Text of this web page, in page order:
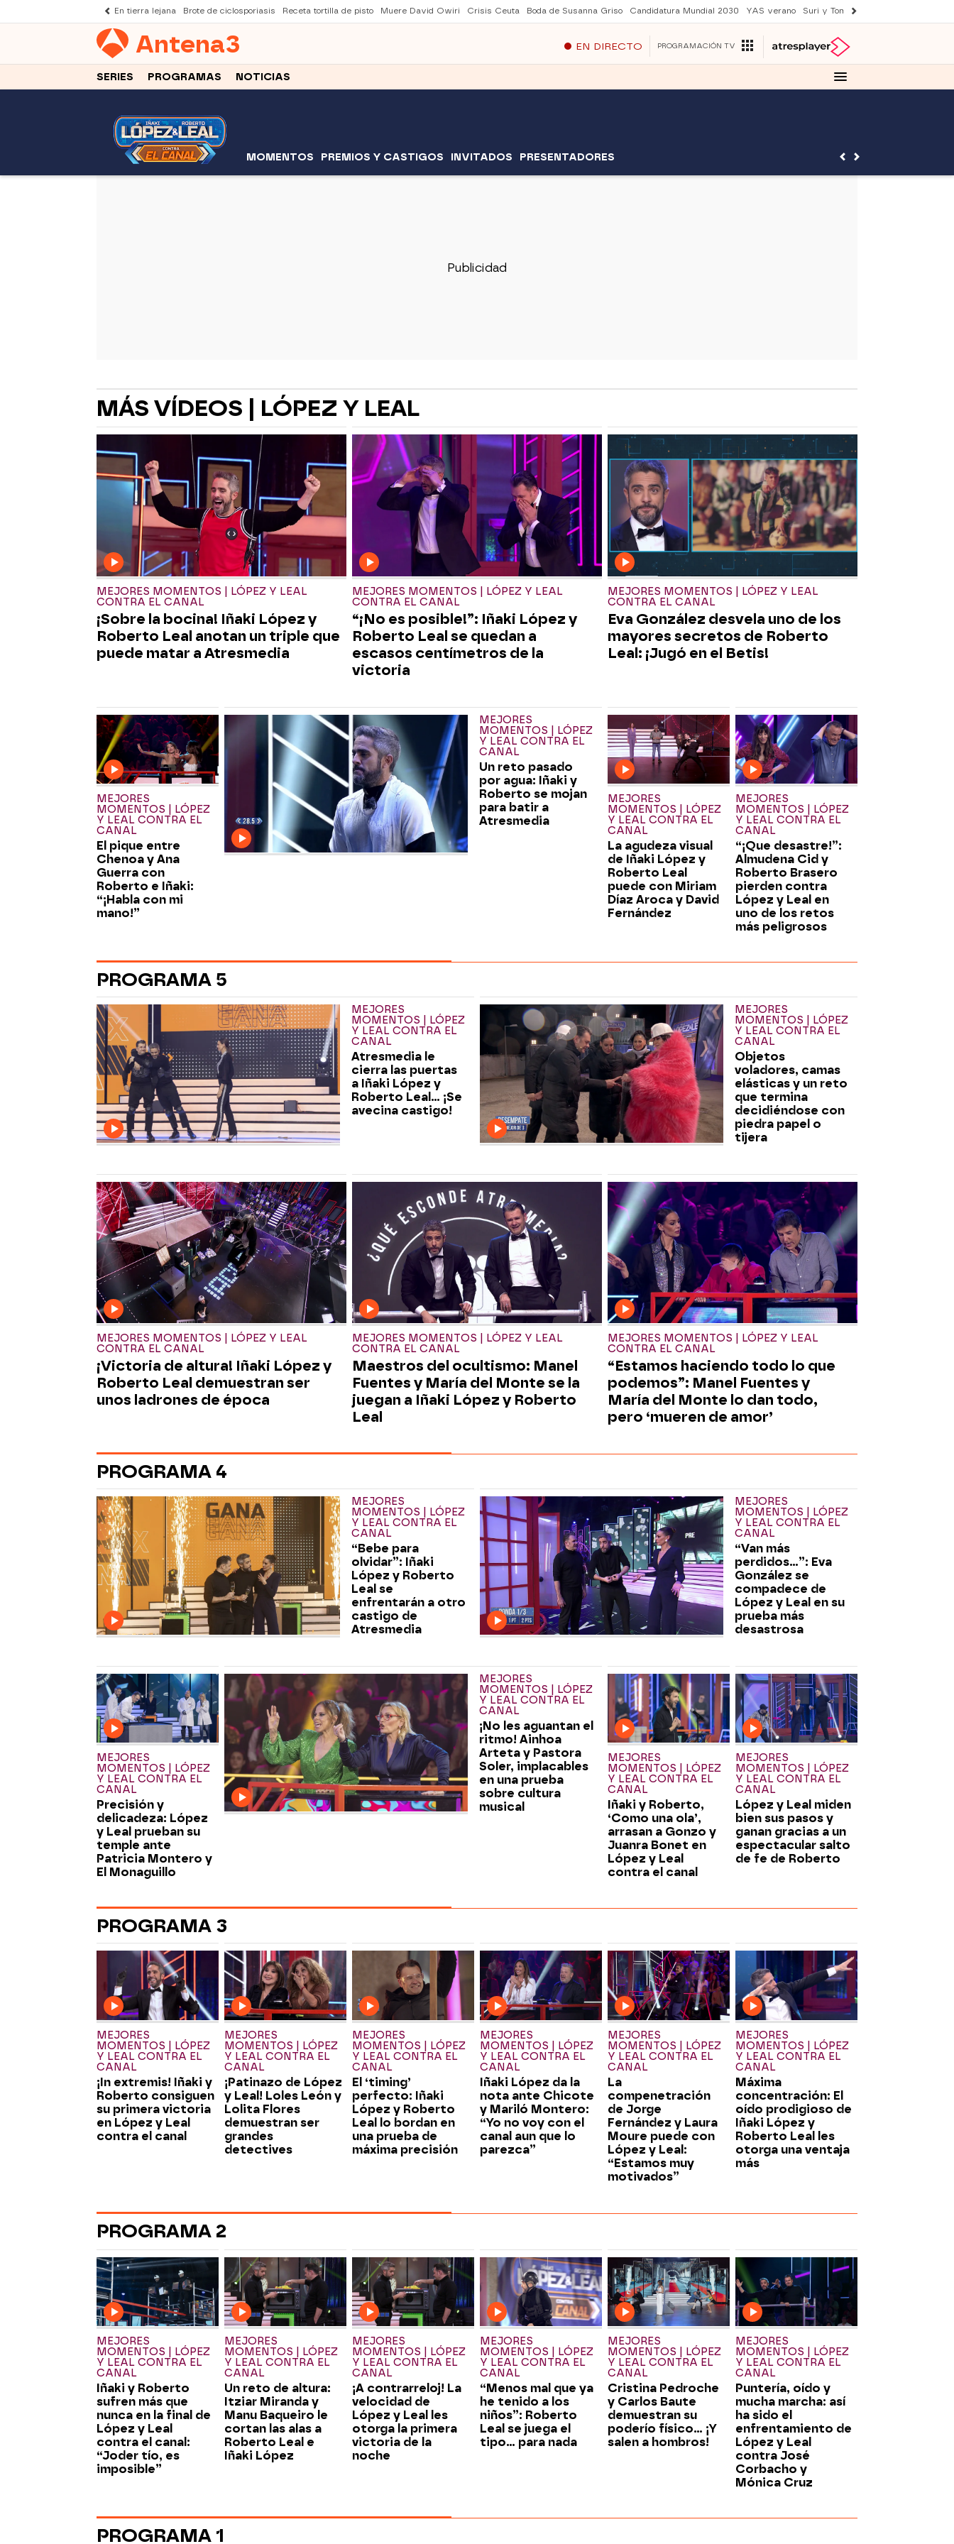
En tierra lejana Brote de ciclosporiasis Receta tortilla de pisto Muere David Owiri Crisis Ceuta Boda de Susanna Griso Candidatura Mundial 2030 YAS verano Suri y Tom Cruise
Antena3 EN DIRECTO PROGRAMACIÓN TV
SERIES PROGRAMAS NOTICIAS
MOMENTOS PREMIOS Y CASTIGOS INVITADOS PRESENTADORES
MÁS VÍDEOS | LÓPEZ Y LEAL
MEJORES MOMENTOS | LÓPEZ Y LEAL
CONTRA EL CANAL
¡Sobre la bocina! Iñaki López y
Roberto Leal anotan un triple que
puede matar a Atresmedia
MEJORES MOMENTOS | LÓPEZ Y LEAL
CONTRA EL CANAL
“¡No es posible!”: Iñaki López y
Roberto Leal se quedan a
escasos centímetros de la
victoria
MEJORES MOMENTOS | LÓPEZ Y LEAL
CONTRA EL CANAL
Eva González desvela uno de los
mayores secretos de Roberto
Leal: ¡Jugó en el Betis!
MEJORES
MOMENTOS | LÓPEZ
Y LEAL CONTRA EL
CANAL
El pique entre
Chenoa y Ana
Guerra con
Roberto e Iñaki:
“¡Habla con mi
mano!”
MEJORES
MOMENTOS | LÓPEZ
Y LEAL CONTRA EL
CANAL
Un reto pasado
por agua: Iñaki y
Roberto se mojan
para batir a
Atresmedia
MEJORES
MOMENTOS | LÓPEZ
Y LEAL CONTRA EL
CANAL
La agudeza visual
de Iñaki López y
Roberto Leal
puede con Miriam
Díaz Aroca y David
Fernández
MEJORES
MOMENTOS | LÓPEZ
Y LEAL CONTRA EL
CANAL
“¡Que desastre!”:
Almudena Cid y
Roberto Brasero
pierden contra
López y Leal en
uno de los retos
más peligrosos
PROGRAMA 5
MEJORES
MOMENTOS | LÓPEZ
Y LEAL CONTRA EL
CANAL
Atresmedia le
cierra las puertas
a Iñaki López y
Roberto Leal… ¡Se
avecina castigo!
MEJORES
MOMENTOS | LÓPEZ
Y LEAL CONTRA EL
CANAL
Objetos
voladores, camas
elásticas y un reto
que termina
decidiéndose con
piedra papel o
tijera
MEJORES MOMENTOS | LÓPEZ Y LEAL
CONTRA EL CANAL
¡Victoria de altura! Iñaki López y
Roberto Leal demuestran ser
unos ladrones de época
MEJORES MOMENTOS | LÓPEZ Y LEAL
CONTRA EL CANAL
Maestros del ocultismo: Manel
Fuentes y María del Monte se la
juegan a Iñaki López y Roberto
Leal
MEJORES MOMENTOS | LÓPEZ Y LEAL
CONTRA EL CANAL
“Estamos haciendo todo lo que
podemos”: Manel Fuentes y
María del Monte lo dan todo,
pero ‘mueren de amor’
PROGRAMA 4
MEJORES
MOMENTOS | LÓPEZ
Y LEAL CONTRA EL
CANAL
“Bebe para
olvidar”: Iñaki
López y Roberto
Leal se
enfrentarán a otro
castigo de
Atresmedia
MEJORES
MOMENTOS | LÓPEZ
Y LEAL CONTRA EL
CANAL
“Van más
perdidos…”: Eva
González se
compadece de
López y Leal en su
prueba más
desastrosa
MEJORES
MOMENTOS | LÓPEZ
Y LEAL CONTRA EL
CANAL
Precisión y
delicadeza: López
y Leal prueban su
temple ante
Patricia Montero y
El Monaguillo
MEJORES
MOMENTOS | LÓPEZ
Y LEAL CONTRA EL
CANAL
¡No les aguantan el
ritmo! Ainhoa
Arteta y Pastora
Soler, implacables
en una prueba
sobre cultura
musical
MEJORES
MOMENTOS | LÓPEZ
Y LEAL CONTRA EL
CANAL
Iñaki y Roberto,
‘Como una ola’,
arrasan a Gonzo y
Juanra Bonet en
López y Leal
contra el canal
MEJORES
MOMENTOS | LÓPEZ
Y LEAL CONTRA EL
CANAL
López y Leal miden
bien sus pasos y
ganan gracias a un
espectacular salto
de fe de Roberto
PROGRAMA 3
MEJORES
MOMENTOS | LÓPEZ
Y LEAL CONTRA EL
CANAL
¡In extremis! Iñaki y
Roberto consiguen
su primera victoria
en López y Leal
contra el canal
MEJORES
MOMENTOS | LÓPEZ
Y LEAL CONTRA EL
CANAL
¡Patinazo de López
y Leal! Loles León y
Lolita Flores
demuestran ser
grandes
detectives
MEJORES
MOMENTOS | LÓPEZ
Y LEAL CONTRA EL
CANAL
El ‘timing’
perfecto: Iñaki
López y Roberto
Leal lo bordan en
una prueba de
máxima precisión
MEJORES
MOMENTOS | LÓPEZ
Y LEAL CONTRA EL
CANAL
Iñaki López da la
nota ante Chicote
y Mariló Montero:
“Yo no voy con el
canal aun que lo
parezca”
MEJORES
MOMENTOS | LÓPEZ
Y LEAL CONTRA EL
CANAL
La
compenetración
de Jorge
Fernández y Laura
Moure puede con
López y Leal:
“Estamos muy
motivados”
MEJORES
MOMENTOS | LÓPEZ
Y LEAL CONTRA EL
CANAL
Máxima
concentración: El
oído prodigioso de
Iñaki López y
Roberto Leal les
otorga una ventaja
más
PROGRAMA 2
MEJORES
MOMENTOS | LÓPEZ
Y LEAL CONTRA EL
CANAL
Iñaki y Roberto
sufren más que
nunca en la final de
López y Leal
contra el canal:
“Joder tío, es
imposible”
MEJORES
MOMENTOS | LÓPEZ
Y LEAL CONTRA EL
CANAL
Un reto de altura:
Itziar Miranda y
Manu Baqueiro le
cortan las alas a
Roberto Leal e
Iñaki López
MEJORES
MOMENTOS | LÓPEZ
Y LEAL CONTRA EL
CANAL
¡A contrarreloj! La
velocidad de
López y Leal les
otorga la primera
victoria de la
noche
MEJORES
MOMENTOS | LÓPEZ
Y LEAL CONTRA EL
CANAL
“Menos mal que ya
he tenido a los
niños”: Roberto
Leal se juega el
tipo… para nada
MEJORES
MOMENTOS | LÓPEZ
Y LEAL CONTRA EL
CANAL
Cristina Pedroche
y Carlos Baute
demuestran su
poderío físico… ¡Y
salen a hombros!
MEJORES
MOMENTOS | LÓPEZ
Y LEAL CONTRA EL
CANAL
Puntería, oído y
mucha marcha: así
ha sido el
enfrentamiento de
López y Leal
contra José
Corbacho y
Mónica Cruz
PROGRAMA 1